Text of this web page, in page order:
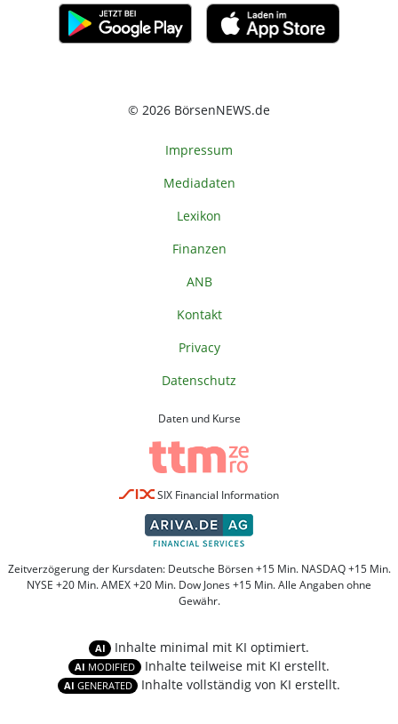
© 2026 BörsenNEWS.de
Impressum
Mediadaten
Lexikon
Finanzen
ANB
Kontakt
Privacy
Datenschutz
Daten und Kurse
SIX Financial Information
Zeitverzögerung der Kursdaten: Deutsche Börsen +15 Min. NASDAQ +15 Min.
NYSE +20 Min. AMEX +20 Min. Dow Jones +15 Min. Alle Angaben ohne
Gewähr.
AI Inhalte minimal mit KI optimiert.
AI MODIFIED Inhalte teilweise mit KI erstellt.
AI GENERATED Inhalte vollständig von KI erstellt.